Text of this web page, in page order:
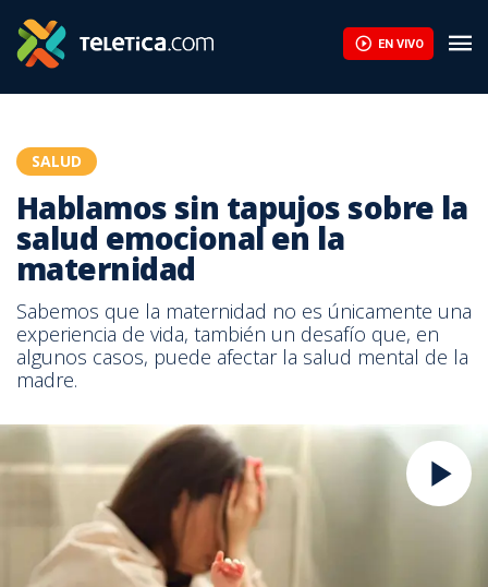
EN VIVO
SALUD
Hablamos sin tapujos sobre la
salud emocional en la
maternidad
Sabemos que la maternidad no es únicamente una
experiencia de vida, también un desafío que, en
algunos casos, puede afectar la salud mental de la
madre.